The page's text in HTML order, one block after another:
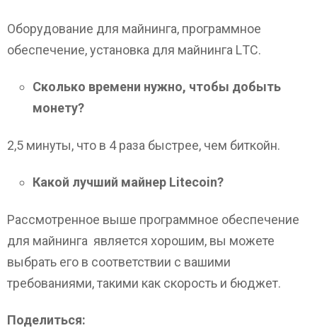
Оборудование для майнинга, программное
обеспечение, установка для майнинга LТС.
Сколько времени нужно, чтобы добыть
монету?
2,5 минуты, что в 4 раза быстрее, чем биткойн.
Какой лучший майнер Litecoin?
Рассмотренное выше программное обеспечение
для майнинга является хорошим, вы можете
выбрать его в соответствии с вашими
требованиями, такими как скорость и бюджет.
Поделиться: